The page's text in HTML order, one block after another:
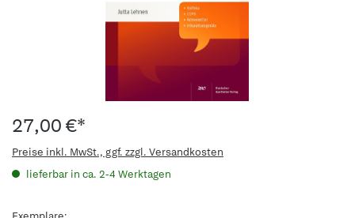
27,00 €*
Preise inkl. MwSt., ggf. zzgl. Versandkosten
lieferbar in ca. 2-4 Werktagen